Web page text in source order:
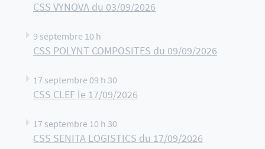
CSS VYNOVA du 03/09/2026
9 septembre 10 h
CSS POLYNT COMPOSITES du 09/09/2026
17 septembre 09 h 30
CSS CLEF le 17/09/2026
17 septembre 10 h 30
CSS SENITA LOGISTICS du 17/09/2026